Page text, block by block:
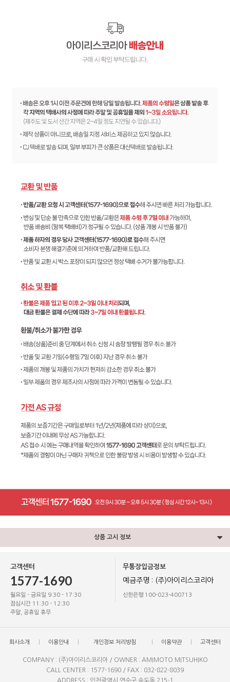
상품 고시 정보
고객센터
1577-1690
월요일 - 금요일 9:30 - 17:30
점심시간 11:30 - 12:30
주말, 공휴일 휴무
무통장입금정보
예금주명 : (주)아이리스코리아
신한은행 100-023-400713
회사소개 이용안내 개인정보 처리방침 이용약관 고객센터
COMPANY : (주)아이리스코리아 / OWNER : AMIMOTO MITSUHIKO
CALL CENTER : 1577-1690 / FAX : 032-822-8039
ADDRESS : 인천광역시 연수구 송도동 215-1